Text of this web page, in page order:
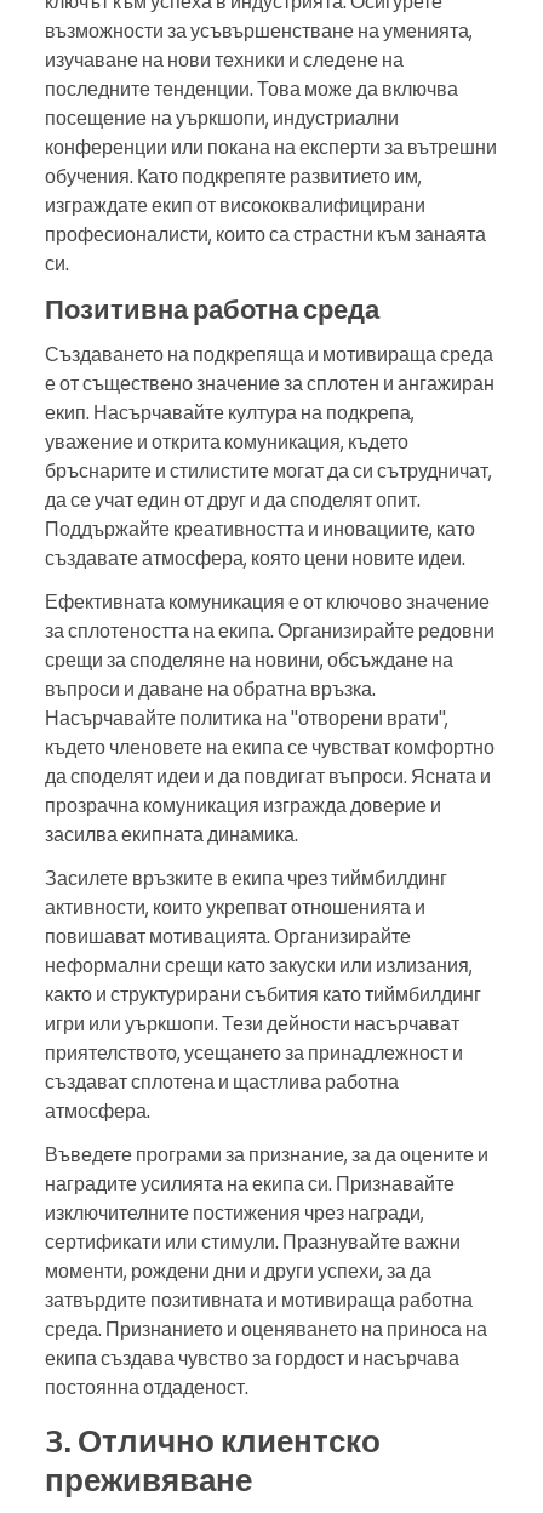
възможности за усъвършенстване на уменията,
изучаване на нови техники и следене на
последните тенденции. Това може да включва
посещение на уъркшопи, индустриални
конференции или покана на експерти за вътрешни
обучения. Като подкрепяте развитието им,
изграждате екип от висококвалифицирани
професионалисти, които са страстни към занаята
си.
Позитивна работна среда
Създаването на подкрепяща и мотивираща среда
е от съществено значение за сплотен и ангажиран
екип. Насърчавайте култура на подкрепа,
уважение и открита комуникация, където
бръснарите и стилистите могат да си сътрудничат,
да се учат един от друг и да споделят опит.
Поддържайте креативността и иновациите, като
създавате атмосфера, която цени новите идеи.
Ефективната комуникация е от ключово значение
за сплотеността на екипа. Организирайте редовни
срещи за споделяне на новини, обсъждане на
въпроси и даване на обратна връзка.
Насърчавайте политика на "отворени врати",
където членовете на екипа се чувстват комфортно
да споделят идеи и да повдигат въпроси. Ясната и
прозрачна комуникация изгражда доверие и
засилва екипната динамика.
Засилете връзките в екипа чрез тиймбилдинг
активности, които укрепват отношенията и
повишават мотивацията. Организирайте
неформални срещи като закуски или излизания,
както и структурирани събития като тиймбилдинг
игри или уъркшопи. Тези дейности насърчават
приятелството, усещането за принадлежност и
създават сплотена и щастлива работна
атмосфера.
Въведете програми за признание, за да оцените и
наградите усилията на екипа си. Признавайте
изключителните постижения чрез награди,
сертификати или стимули. Празнувайте важни
моменти, рождени дни и други успехи, за да
затвърдите позитивната и мотивираща работна
среда. Признанието и оценяването на приноса на
екипа създава чувство за гордост и насърчава
постоянна отдаденост.
3. Отлично клиентско
преживяване